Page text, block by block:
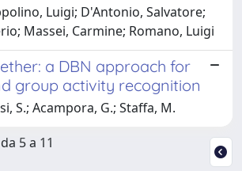
Luigi; D'Antonio, Salvatore;
Massei, Carmine; Romano, Luigi
a DBN approach for
group activity recognition
S.; Acampora, G.; Staffa, M.
5 a 11